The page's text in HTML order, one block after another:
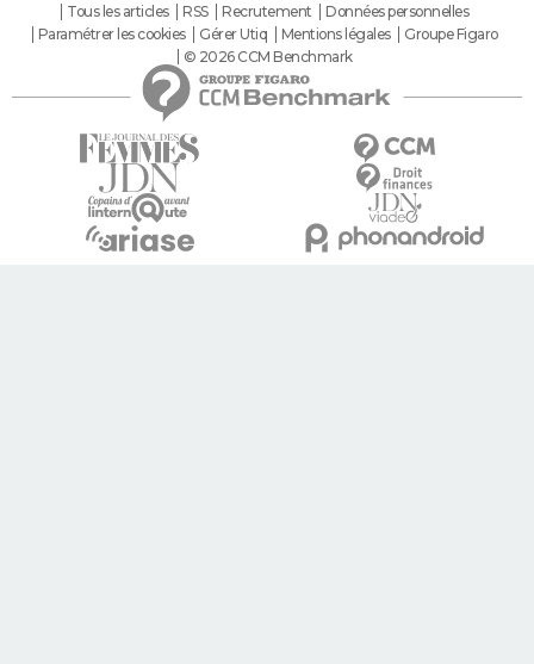
Tous les articles
RSS Recrutement
Données personnelles
Paramétrer les cookies
Gérer Utiq Mentions légales
Groupe Figaro
© 2026 CCM Benchmark